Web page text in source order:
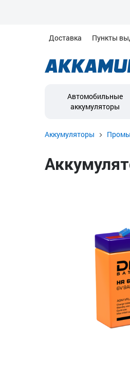
Доставка Пункты
Автомобильные
аккумуляторы
Аккумуляторы